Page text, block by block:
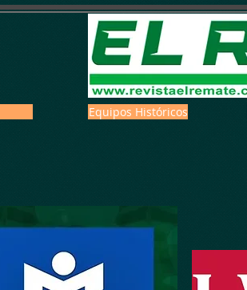
Equipos Históricos